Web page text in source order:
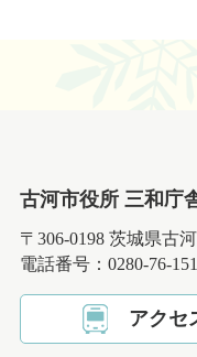
古河市役所 三和庁
〒306-0198 茨城県古
電話番号：0280-76-
アクセ